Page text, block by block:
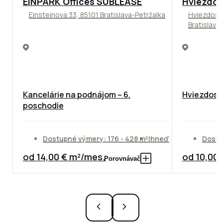
Einsteinova 33, 85101 Bratislava-Petržalka
Kancelárie na podnájom – 6.
poschodie
Dostupné výmery: 176 - 428 m²Ihneď
od 14,00 € m²/mes.Porovnávač od 10,00